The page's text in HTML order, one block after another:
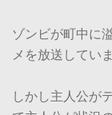
ゾンビが町中に
メを放送してい
しかし主人公が